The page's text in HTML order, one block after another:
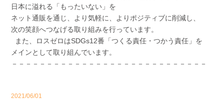
日本に溢れる「もったいない」を
ネット通販を通じ、より気軽に、よりポジティブに削減し、
次の笑顔へつなげる取り組みを行っています。
また、ロスゼロはSDGs12番「つくる責任・つかう責任」を
メインとして取り組んでいます。
－－－－－－－－－－－－－－－－－－－－－－－－－－－－
2021/06/01